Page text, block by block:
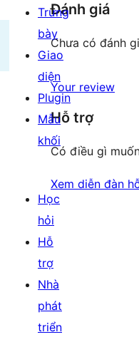
Đánh giá
Chưa có đánh
Your review
Hỗ trợ
Có điều gì
Xem diễn đàn
Trưng
bày
Giao
diện
Plugin
Mẫu
khối
Học
hỏi
Hỗ
trợ
Nhà
phát
triển